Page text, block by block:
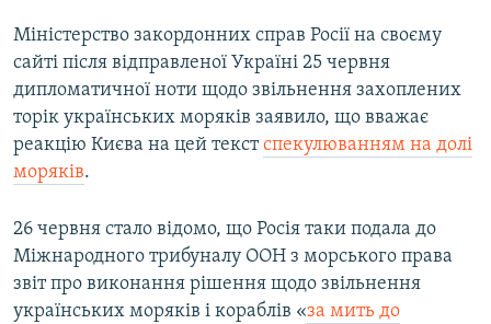
Міністерство закордонних справ Росії на своєму
сайті після відправленої Україні 25 червня
дипломатичної ноти щодо звільнення захоплених
торік українських моряків заявило, що вважає
реакцію Києва на цей текстспекулюванням на долі
моряків.
26 червня стало відомо, що Росія таки подала до
Міжнародного трибуналу ООН з морського права
звіт про виконання рішення щодо звільнення
українських моряків і кораблів «за мить до